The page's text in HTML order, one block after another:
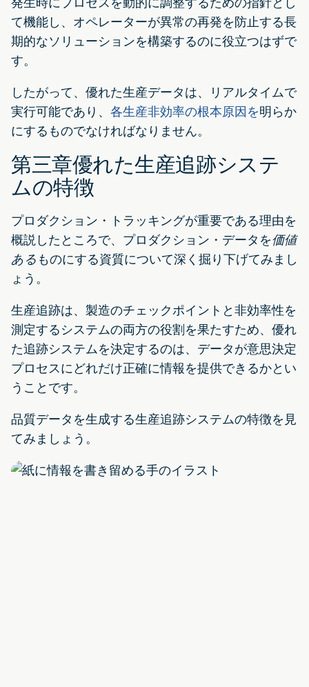
て機能し、オペレーターが異常の再発を防止する長
期的なソリューションを構築するのに役立つはずで
す。
したがって、優れた生産データは、リアルタイムで
実行可能であり、 各生産非効率の根本原因を明らか
にするものでなければなりません。
第三章優れた生産追跡システ
ムの特徴
プロダクション・トラッキングが重要である理由を
概説したところで、プロダクション・データを価値
ある ものにする資質について深く掘り下げてみまし
ょう。
生産追跡は、製造のチェックポイントと非効率性を
測定するシステムの両方の役割を果たすため、優れ
た追跡システムを決定するのは、データが意思決定
プロセスにどれだけ正確に情報を提供できるかとい
うことです。
品質データを生成する生産追跡システムの特徴を見
てみましょう。